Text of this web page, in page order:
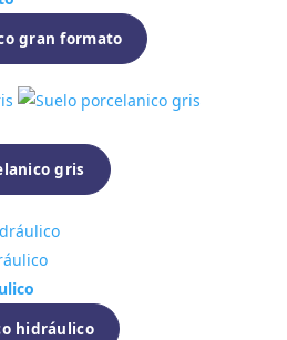
gran formato
gris
hidráulico